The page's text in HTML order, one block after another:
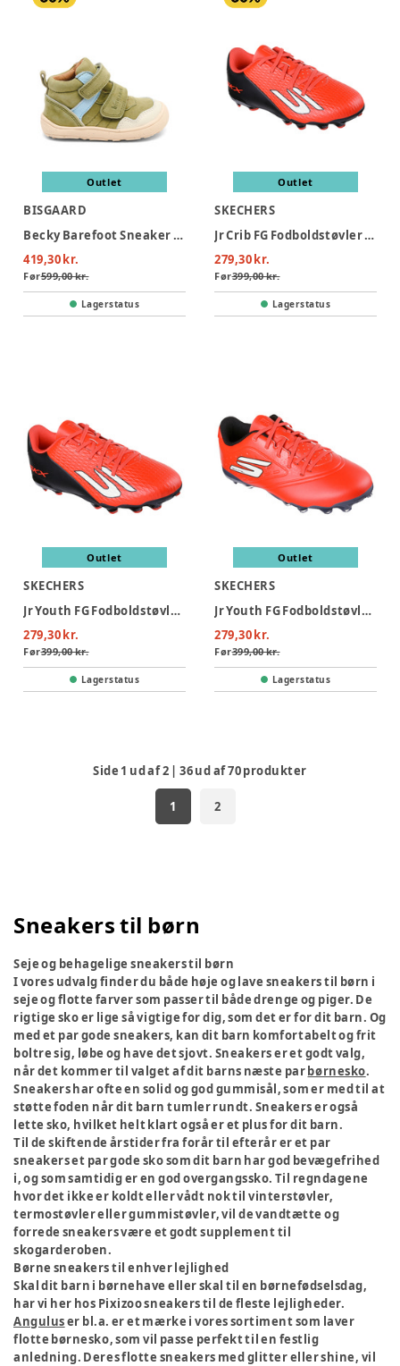
Outlet
BISGAARD
Becky Barefoot Sneaker - Sage
419,30 kr.
Før599,00 kr.
Lagerstatus
Outlet
SKECHERS
Jr Crib FG Fodboldstøvler - Red
279,30 kr.
Før399,00 kr.
Lagerstatus
Outlet
SKECHERS
Jr Youth FG Fodboldstøvler - RDBK
279,30 kr.
Før399,00 kr.
Lagerstatus
Outlet
SKECHERS
Jr Youth FG Fodboldstøvler - Red
279,30 kr.
Før399,00 kr.
Lagerstatus
Side 1 ud af2 |36ud af70produkter
1 2
Sneakers til børn
Seje og behagelige sneakers til børn
I vores udvalg finder du både høje og lave sneakers til børn i
seje og flotte farver som passer til både drenge og piger. De
rigtige sko er lige så vigtige for dig, som det er for dit barn. Og
med et par gode sneakers, kan dit barn komfortabelt og frit
boltre sig, løbe og have det sjovt. Sneakers er et godt valg,
når det kommer til valget af dit barns næste parbørnesko.
Sneakers har ofte en solid og god gummisål, som er med til at
støtte foden når dit barn tumler rundt. Sneakers er også
lette sko, hvilket helt klart også er et plus for dit barn.
Til de skiftende årstider fra forår til efterår er et par
sneakers et par gode sko som dit barn har god bevægefrihed
i, og som samtidig er en god overgangssko. Til regndagene
hvor det ikke er koldt eller vådt nok til vinterstøvler,
termostøvler eller gummistøvler, vil de vandtætte og
forrede sneakers være et godt supplement til
skogarderoben.
Børne sneakers til enhver lejlighed
Skal dit barn i børnehave eller skal til en børnefødselsdag,
har vi her hos Pixizoo sneakers til de fleste lejligheder.
Anguluser bl.a. er et mærke i vores sortiment som laver
flotte børnesko, som vil passe perfekt til en festlig
anledning. Deres flotte sneakers med glitter eller shine, vil